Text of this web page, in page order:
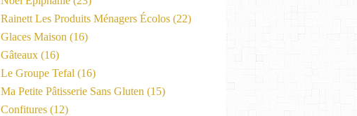
Rainett Les Produits Ménagers Écolos (22)
Glaces Maison (16)
Gâteaux (16)
Le Groupe Tefal (16)
Ma Petite Pâtisserie Sans Gluten (15)
Confitures (12)